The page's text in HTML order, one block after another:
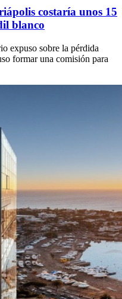
costaría unos 15
blanco
expuso sobre la pérdida
formar una comisión para